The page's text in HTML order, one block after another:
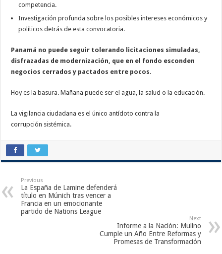
competencia.
Investigación profunda sobre los posibles intereses económicos y
políticos detrás de esta convocatoria.
Panamá no puede seguir tolerando licitaciones simuladas,
disfrazadas de modernización, que en el fondo esconden
negocios cerrados y pactados entre pocos.
Hoy es la basura. Mañana puede ser el agua, la salud o la educación.
La vigilancia ciudadana es el único antídoto contra la
corrupción sistémica.
Previous
La España de Lamine defenderá
título en Múnich tras vencer a
Francia en un emocionante
partido de Nations League
Next
Informe a la Nación: Mulino
Cumple un Año Entre Reformas y
Promesas de Transformación